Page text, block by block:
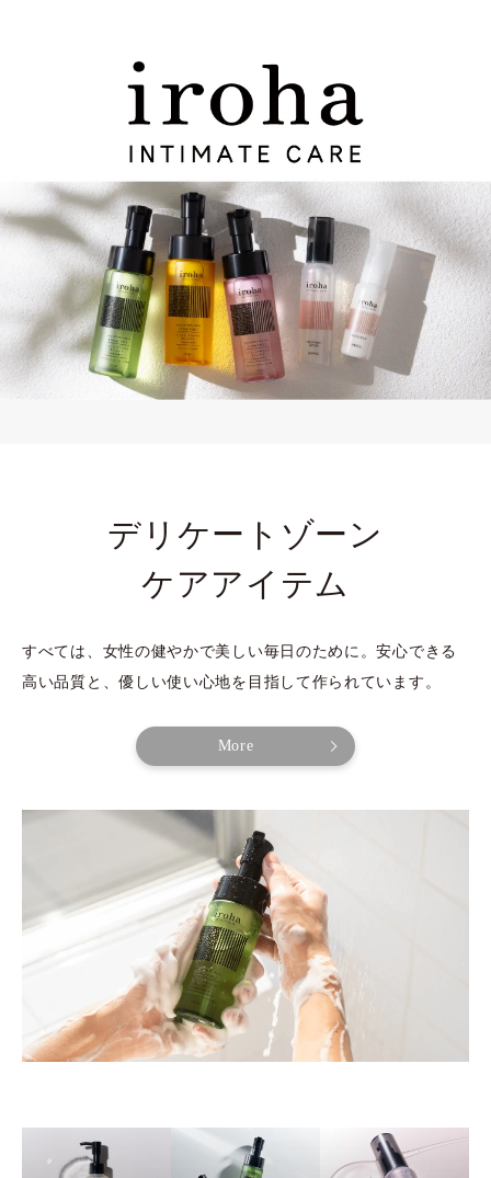
デリケートゾーン
ケアアイテム
すべては、​女性の​健やかで​美しい​毎日の​ために。​安心できる​
高い​品質と、​優しい​使い心地を​目指して​作られています。​
More